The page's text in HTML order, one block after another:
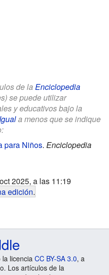
de la Enciclopedia
se puede utilizar
y educativos bajo la
a menos que se indique
para Niños. Enciclopedia
2025, a las 11:19
edición.
licencia CC BY-SA 3.0, a
Los artículos de la